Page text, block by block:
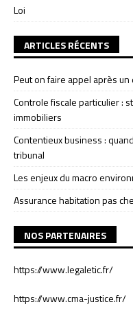
Loi
ARTICLES RÉCENTS
Peut on faire appel après
Controle fiscale particulier :
immobiliers
Contentieux business :
tribunal
Les enjeux du macro
Assurance habitation pas
NOS PARTENAIRES
https://www.legaletic.fr/
https://www.cma-justice.fr/